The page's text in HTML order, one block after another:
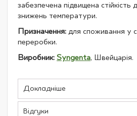
забезпечена підвищена стійкість
знижень температури.
Призначення: для споживання у
переробки.
Виробник: Syngenta, Швейцарія.
Докладніше
Відгуки